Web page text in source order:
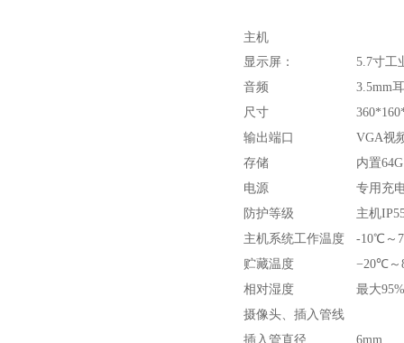
主机
显示屏：
5.7寸工
音频
3.5mm
尺寸
输出端口
VGA视
存储
内置
电源
专用充
防护等级
主机
主机系统工作温度
-10℃～
贮藏温度
−20℃～
相对湿度
最大
摄像头、插入管线
插入管直径
6mm